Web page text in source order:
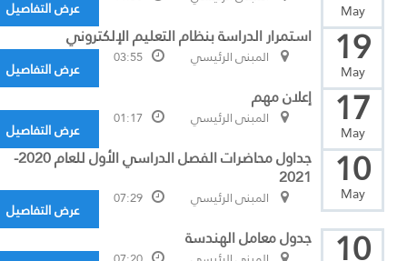
May عرض التفاصيل
19
May
استمرار الدراسة بنظام التعليم الإلكتروني
المبنى الرئيسي 03:55
عرض التفاصيل
17
May
إعلان مهم
المبنى الرئيسي 01:17
عرض التفاصيل
10
May
جداول محاضرات الفصل الدراسي الأول للعام 2020-
2021
المبنى الرئيسي 07:29
عرض التفاصيل
جدول معامل الهندسة